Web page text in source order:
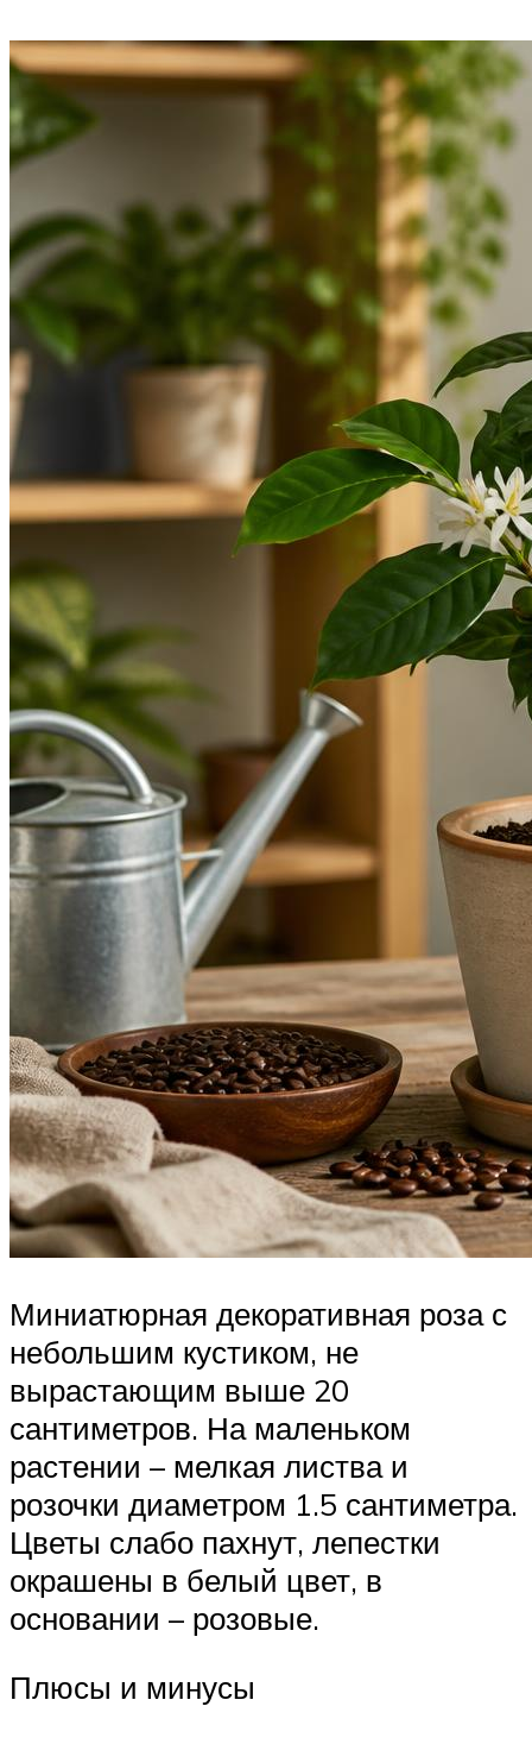
Миниатюрная декоративная роза с
небольшим кустиком, не
вырастающим выше 20
сантиметров. На маленьком
растении – мелкая листва и
розочки диаметром 1.5 сантиметра.
Цветы слабо пахнут, лепестки
окрашены в белый цвет, в
основании – розовые.
Плюсы и минусы